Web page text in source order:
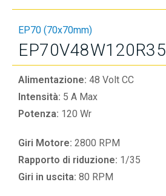
EP70 (70x70mm)
EP70V48W120R35
Alimentazione: 48 Volt CC
Intensità: 5 A Max
Potenza: 120 Wr
Giri Motore: 2800 RPM
Rapporto di riduzione: 1/35
Giri in uscita: 80 RPM